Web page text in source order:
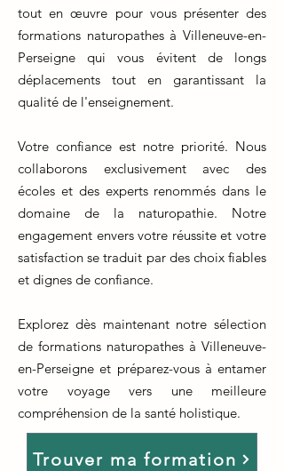
tout en œuvre pour vous présenter des
formations naturopathes à Villeneuve-en-
Perseigne qui vous évitent de longs
déplacements tout en garantissant la
qualité de l'enseignement.
Votre confiance est notre priorité. Nous
collaborons exclusivement avec des
écoles et des experts renommés dans le
domaine de la naturopathie. Notre
engagement envers votre réussite et votre
satisfaction se traduit par des choix fiables
et dignes de confiance.
Explorez dès maintenant notre sélection
de formations naturopathes à Villeneuve-
en-Perseigne et préparez-vous à entamer
votre voyage vers une meilleure
compréhension de la santé holistique.
Trouver ma formation